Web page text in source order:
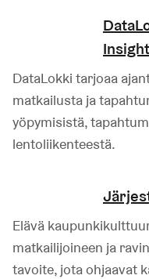
DataLokki tarjoaa
matkailusta ja
yöpymisistä,
lentoliikenteestä.
Elävä
matkailijoineen ja
tavoite, jota ohjaavat